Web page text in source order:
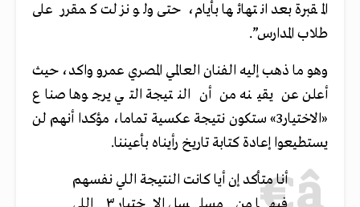
المقبرة بعد انتهائها بأيام، حتى ولو نزلت كمقرر على
طلاب المدارس”.
وهو ما ذهب إليه الفنان العالمي المصري عمرو واكد، حيث
أعلن عن يقينه من أن النتيجة التي يرجوها صناع
«الاختيار3» ستكون نتيجة عكسية تماما، مؤكدا أنهم لن
يستطيعوا إعادة كتابة تاريخ رأيناه بأعيننا.
أنا متأكد إن أيا كانت النتيجة اللي نفسهم